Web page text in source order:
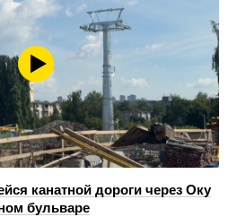
канатной дороги через Оку
бульваре